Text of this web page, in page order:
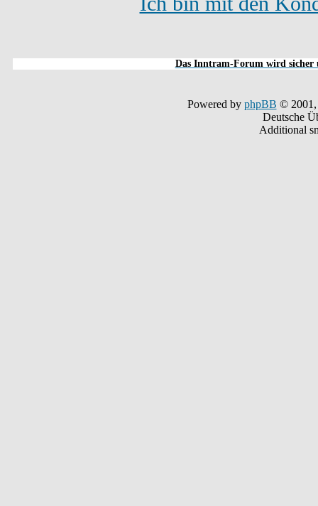
Das Inntram-Forum wird sicher
Powered by phpBB © 2001,
Deutsche
Additional